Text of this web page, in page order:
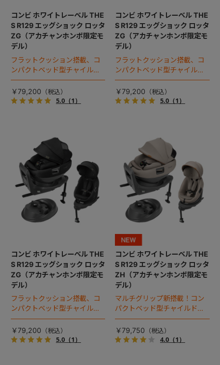
コンビ ホワイトレーベル THE
S R129 エッグショック ロッタ
ZG（アカチャンホンポ限定モ
デル）
フラットクッション搭載、コ
ンパクトベッド型チャイルド
シート（2025年モデル）。
￥79,200
5.0（1）
コンビ ホワイトレーベル THE
S R129 エッグショック ロッタ
ZG（アカチャンホンポ限定モ
デル）
フラットクッション搭載、コ
ンパクトベッド型チャイルド
シート（2025年モデル）。
￥79,200
5.0（1）
コンビ ホワイトレーベル THE
S R129 エッグショック ロッタ
ZG（アカチャンホンポ限定モ
デル）
フラットクッション搭載、コ
ンパクトベッド型チャイルド
シート（2025年モデル）。
￥79,200
5.0（1）
コンビ ホワイトレーベル THE
S R129 エッグショック ロッタ
ZH（アカチャンホンポ限定モ
デル）
マルチグリップ新搭載！コン
パクトベッド型チャイルドシ
ート（2026年モデル）。
￥79,750
4.0（1）